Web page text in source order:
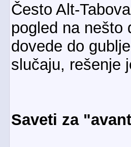
Često Alt-
pogled na nešto
dovede do
slučaju, rešenje
Saveti za